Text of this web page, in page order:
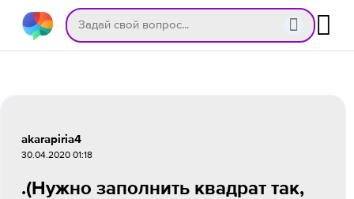
akarapiria4
30.04.2020 01:18
.(Нужно заполнить квадрат так,